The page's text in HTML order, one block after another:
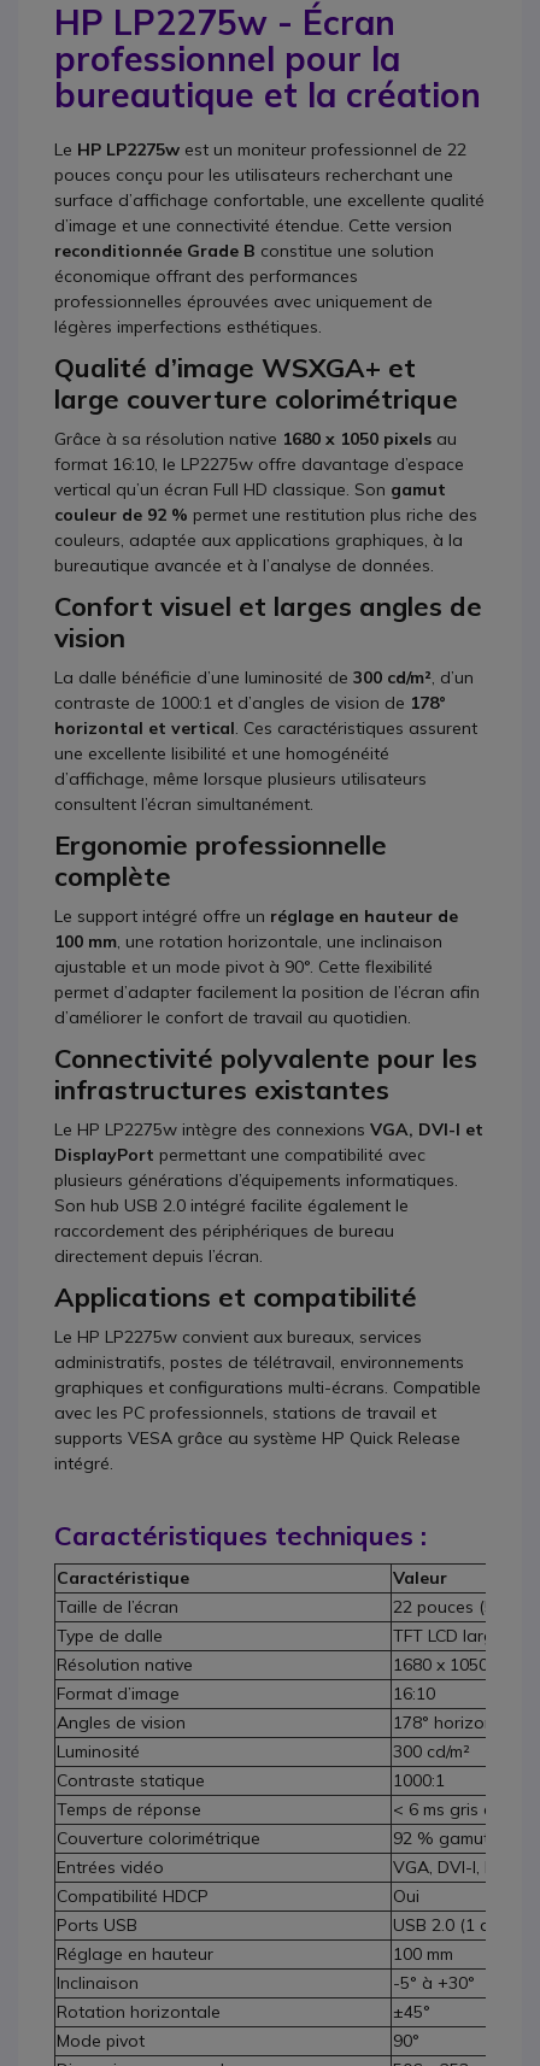
HP LP2275w - Écran
professionnel pour la
bureautique et la création
Le HP LP2275w est un moniteur professionnel de 22
pouces conçu pour les utilisateurs recherchant une
surface d’affichage confortable, une excellente qualité
d’image et une connectivité étendue. Cette version
reconditionnée Grade B constitue une solution
économique offrant des performances
professionnelles éprouvées avec uniquement de
légères imperfections esthétiques.
Qualité d’image WSXGA+ et
large couverture colorimétrique
Grâce à sa résolution native 1680 x 1050 pixels au
format 16:10, le LP2275w offre davantage d’espace
vertical qu’un écran Full HD classique. Son gamut
couleur de 92 % permet une restitution plus riche des
couleurs, adaptée aux applications graphiques, à la
bureautique avancée et à l’analyse de données.
Confort visuel et larges angles de
vision
La dalle bénéficie d’une luminosité de 300 cd/m², d’un
contraste de 1000:1 et d’angles de vision de 178°
horizontal et vertical. Ces caractéristiques assurent
une excellente lisibilité et une homogénéité
d’affichage, même lorsque plusieurs utilisateurs
consultent l’écran simultanément.
Ergonomie professionnelle
complète
Le support intégré offre un réglage en hauteur de
100 mm, une rotation horizontale, une inclinaison
ajustable et un mode pivot à 90°. Cette flexibilité
permet d’adapter facilement la position de l’écran afin
d’améliorer le confort de travail au quotidien.
Connectivité polyvalente pour les
infrastructures existantes
Le HP LP2275w intègre des connexions VGA, DVI-I et
DisplayPort permettant une compatibilité avec
plusieurs générations d’équipements informatiques.
Son hub USB 2.0 intégré facilite également le
raccordement des périphériques de bureau
directement depuis l’écran.
Applications et compatibilité
Le HP LP2275w convient aux bureaux, services
administratifs, postes de télétravail, environnements
graphiques et configurations multi-écrans. Compatible
avec les PC professionnels, stations de travail et
supports VESA grâce au système HP Quick Release
intégré.
Caractéristiques techniques :
Caractéristique
Valeur
Taille de l’écran
22 pouces (55,9
Type de dalle
TFT LCD large
Résolution native
1680 x 1050
Format d’image
16:10
Angles de vision
178° horizontal /
Luminosité
300 cd/m²
Contraste statique
1000:1
Temps de réponse
< 6 ms gris à gris
Couverture colorimétrique
92 % gamut
Entrées vidéo
VGA, DVI-I,
Compatibilité HDCP
Oui
Ports USB
USB 2.0 (1
Réglage en hauteur
100 mm
Inclinaison
-5° à +30°
Rotation horizontale
±45°
Mode pivot
90°